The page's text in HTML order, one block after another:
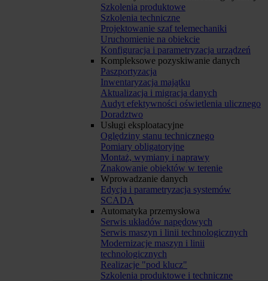
Szkolenia produktowe
Szkolenia techniczne
Projektowanie szaf telemechaniki
Uruchomienie na obiekcie
Konfiguracja i parametryzacja urządzeń
Kompleksowe pozyskiwanie danych
Paszportyzacja
Inwentaryzacja majątku
Aktualizacja i migracja danych
Audyt efektywności oświetlenia ulicznego
Doradztwo
Usługi eksploatacyjne
Oględziny stanu technicznego
Pomiary obligatoryjne
Montaż, wymiany i naprawy
Znakowanie obiektów w terenie
Wprowadzanie danych
Edycja i parametryzacja systemów
SCADA
Automatyka przemysłowa
Serwis układów napędowych
Serwis maszyn i linii technologicznych
Modernizacje maszyn i linii
technologicznych
Realizacje "pod klucz"
Szkolenia produktowe i techniczne